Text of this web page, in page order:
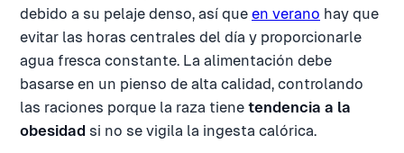
debido a su pelaje denso, así que en verano hay que
evitar las horas centrales del día y proporcionarle
agua fresca constante. La alimentación debe
basarse en un pienso de alta calidad, controlando
las raciones porque la raza tiene tendencia a la
obesidad si no se vigila la ingesta calórica.